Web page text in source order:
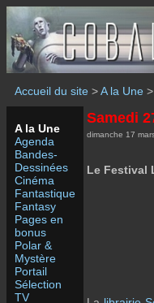
Accueil du site >A la Une
A la Une
Agenda
Bandes-
Dessinées
Cinéma
Fantastique
Fantasy
Pages en
bonus
Polar &
Mystère
Portail
Sélection
TV
Samedi
dimanche 17
Le Festival